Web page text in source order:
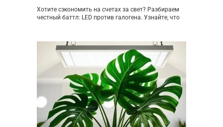
Хотите сэкономить на счетах за свет? Разбираем
честный баттл: LED против галогена. Узнайте, что